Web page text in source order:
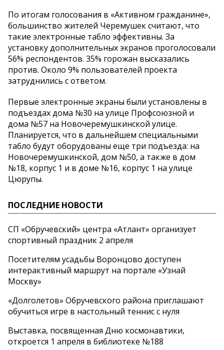
По итогам голосования в «Активном гражданине»,
большинство жителей Черемушек считают, что
такие электронные табло эффективны. За
установку дополнительных экранов проголосовали
56% респондентов. 35% горожан высказались
против. Около 9% пользователей проекта
затруднились с ответом.
Первые электронные экраны были установлены в
подъездах дома №30 на улице Профсоюзной и
дома №57 на Новочеремушкинской улице.
Планируется, что в дальнейшем специальными
табло будут оборудованы еще три подъезда: на
Новочеремушкинской, дом №50, а также в дом
№18, корпус 1 и в доме №16, корпус 1 на улице
Цюрупы.
ПОСЛЕДНИЕ НОВОСТИ
СП «Обручевский» центра «Атлант» организует
спортивный праздник 2 апреля
Посетителям усадьбы Воронцово доступен
интерактивный маршрут на портале «Узнай
Москву»
«Долголетов» Обручевского района приглашают
обучиться игре в настольный теннис с нуля
Выставка, посвященная Дню космонавтики,
откроется 1 апреля в библиотеке №188